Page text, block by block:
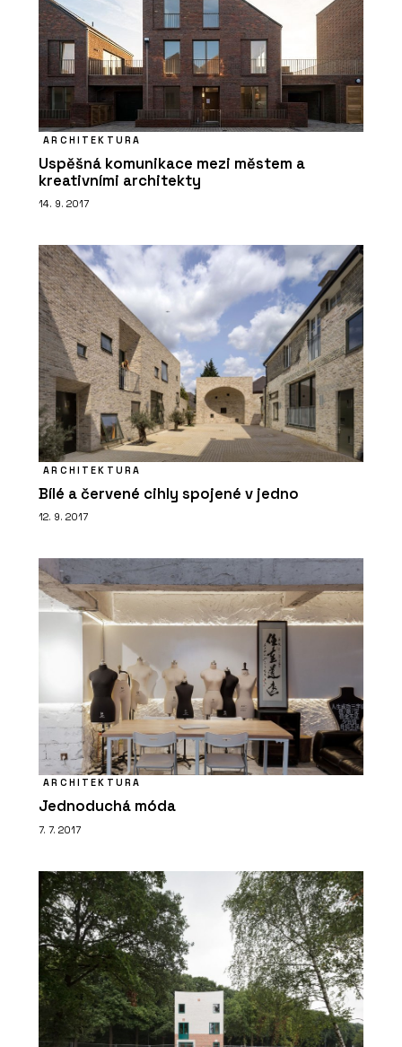
PRODUKTY
Multifunkční skříňky pro kanceláře a
ČLÁNKY
Od balíků po osobní věci. Česká firma
ukazuje, že výdejní boxy mohou
fungovat i jinak a přitom vypadat
dobře
ARCHITEKTURA
Uspěšná komunikace mezi městem a
kreativními architekty
14. 9. 2017
ARCHITEKTURA
Bílé a červené cihly spojené v jedno
12. 9. 2017
ARCHITEKTURA
Jednoduchá móda
7. 7. 2017